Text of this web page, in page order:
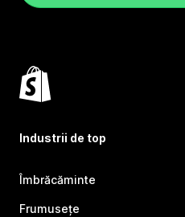
Industrii de top
Îmbrăcăminte
Frumusețe